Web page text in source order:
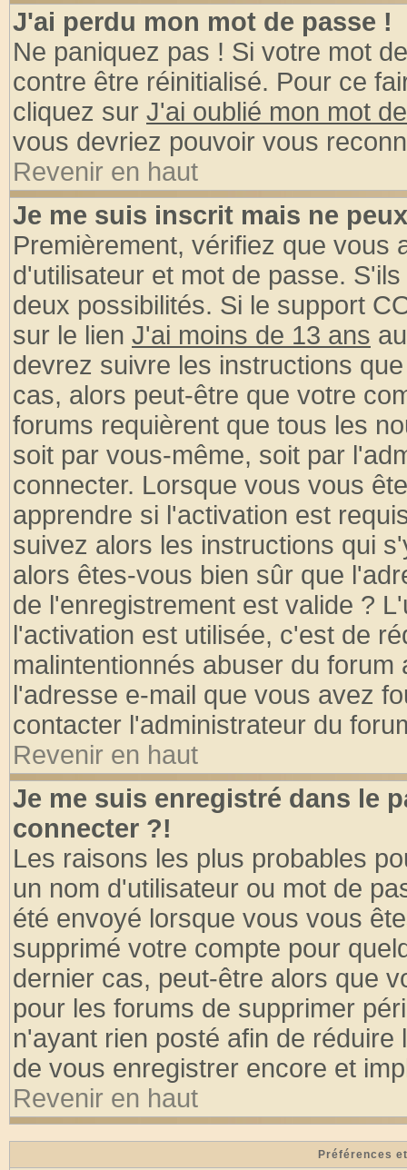
J'ai perdu mon mot de passe !
Ne paniquez pas ! Si votre mot
contre être réinitialisé. Pour ce
cliquez sur J'ai oublié mon mot
vous devriez pouvoir vous
Revenir en haut
Je me suis inscrit mais ne
Premièrement, vérifiez que vous
d'utilisateur et mot de passe.
deux possibilités. Si le support
sur le lien J'ai moins de 13 ans
devrez suivre les instructions
cas, alors peut-être que votre
forums requièrent que tous les
soit par vous-même, soit par
connecter. Lorsque vous vous
apprendre si l'activation est
suivez alors les instructions qui
alors êtes-vous bien sûr que
de l'enregistrement est valide ?
l'activation est utilisée, c'est de
malintentionnés abuser du
l'adresse e-mail que vous avez
contacter l'administrateur du
Revenir en haut
Je me suis enregistré dans le
connecter ?!
Les raisons les plus probables
un nom d'utilisateur ou mot de
été envoyé lorsque vous vous
supprimé votre compte pour
dernier cas, peut-être alors que
pour les forums de supprimer
n'ayant rien posté afin de
de vous enregistrer encore et
Revenir en haut
Préférences